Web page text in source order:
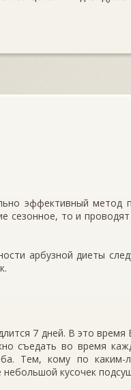
эффективный метод
сезонное, то и
арбузной диеты
7 дней. В это время
съедать во время
Тем, кому по каким-
кусочек